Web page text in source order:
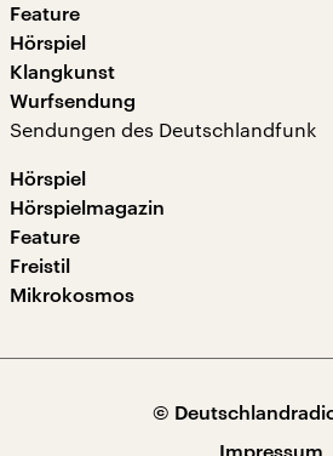
Feature
Hörspiel
Klangkunst
Wurfsendung
Sendungen des Deutschlandfunk
Hörspiel
Hörspielmagazin
Feature
Freistil
Mikrokosmos
©
Impressum